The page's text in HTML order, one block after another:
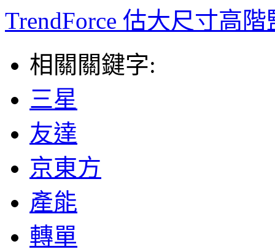
TrendForce 估大尺寸高
相關關鍵字:
三星
友達
京東方
產能
轉單